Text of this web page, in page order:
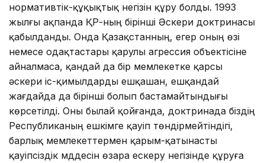
нормативтік-құқықтық негізін құру болды. 1993
жылғы ақпанда ҚР-ның бірінші Әскери доктринасы
қабылданды. Онда Қазақстанның, егер оның өзі
немесе одақтастары қарулы агрессия объектісіне
айналмаса, қандай да бір мемлекетке қарсы
әскери іс-қимылдарды ешқашан, ешқандай
жағдайда да бірінші болып бастамайтындығы
көрсетілді. Оны былай қойғанда, доктринада біздің
Республиканың ешкімге қауіп төндірмейтіндігі,
барлық мемлекеттермен қарым-қатынасты
қауіпсіздік мүддесін өзара ескеру негізінде құруға